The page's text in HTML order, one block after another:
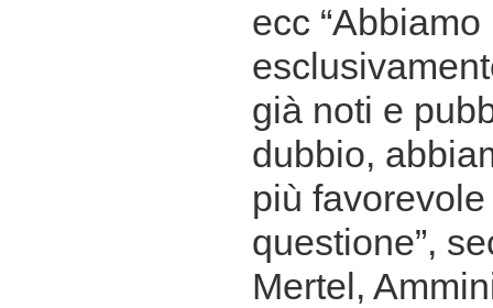
ecc
già noti e
dubbio,
più
questione”,
Mertel,